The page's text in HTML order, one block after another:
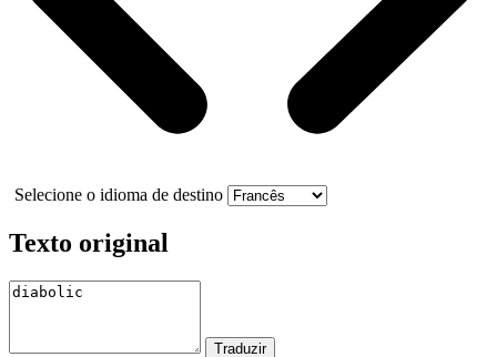
Selecione o idioma de destino
Texto original